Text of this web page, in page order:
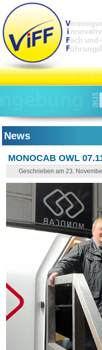
News
MONOCAB OWL
Geschrieben am 23.